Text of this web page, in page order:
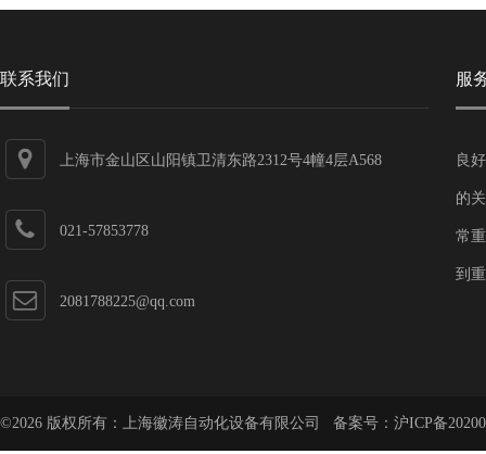
联系我们
上海市金山区山阳镇卫清东路2312号4幢4层A568
021-57853778
2081788225@qq.com
服
良
的
常
到
©2026 版权所有：上海徽涛自动化设备有限公司 备案号： 沪ICP备